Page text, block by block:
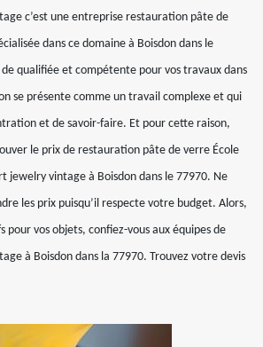
c’est une entreprise restauration pâte de
dans ce domaine à Boisdon dans le
de qualifiée et compétente pour vos travaux dans
se présente comme un travail complexe et qui
et de savoir-faire. Et pour cette raison,
le prix de restauration pâte de verre École
jewelry vintage à Boisdon dans le 77970. Ne
les prix puisqu’il respecte votre budget. Alors,
pour vos objets, confiez-vous aux équipes de
à Boisdon dans la 77970. Trouvez votre devis